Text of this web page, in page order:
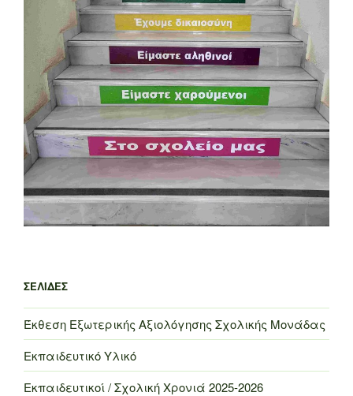
ΣΕΛΊΔΕΣ
Έκθεση Εξωτερικής Αξιολόγησης Σχολικής Μονάδας
Εκπαιδευτικό Υλικό
Εκπαιδευτικοί / Σχολική Χρονιά 2025-2026